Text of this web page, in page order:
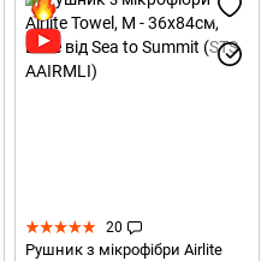
20
Рушник з мікрофібри Airlite